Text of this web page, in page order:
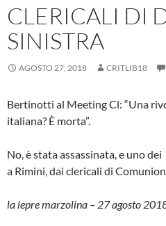
CLERICALI DI
SINISTRA
AGOSTO 27, 2018 CRITLIB18
Bertinotti al Meeting Cl: “Una
italiana? È morta”.
No, è stata assassinata, e uno
a Rimini, dai clericali di
la lepre marzolina – 27 agosto